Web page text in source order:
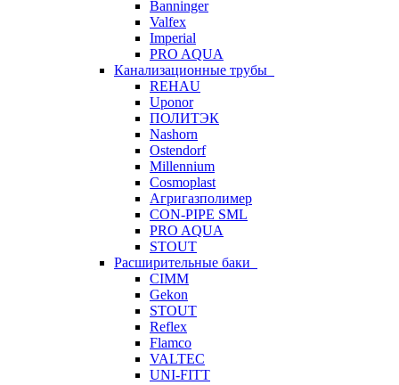
Banninger
Valfex
Imperial
PRO AQUA
Канализационные трубы
REHAU
Uponor
ПОЛИТЭК
Nashorn
Ostendorf
Millennium
Cosmoplast
Агригазполимер
CON-PIPE SML
PRO AQUA
STOUT
Расширительные баки
CIMM
Gekon
STOUT
Reflex
Flamco
VALTEC
UNI-FITT